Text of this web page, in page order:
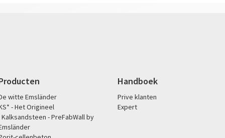
witte Emsländer
- Het Origineel
Kalksandsteen - PreFabWall by
Handboek
Prive klanten
Expert